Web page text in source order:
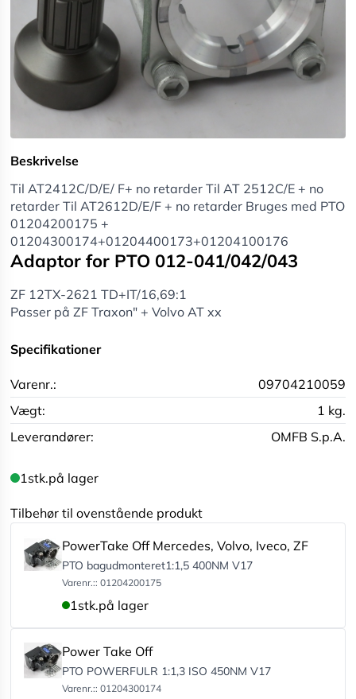
Beskrivelse
Til AT2412C/D/E/ F+ no retarder Til AT 2512C/E + no
retarder Til AT2612D/E/F + no retarder Bruges med PTO
01204200175 +
01204300174+01204400173+01204100176
Adaptor for PTO 012-041/042/043
ZF 12TX-2621 TD+IT/16,69:1
Passer på ZF Traxon" + Volvo AT xx
Specifikationer
Varenr.:
09704210059
Vægt:
1 kg.
Leverandører:
OMFB S.p.A.
1stk.på lager
Tilbehør til ovenstående produkt
PowerTake Off Mercedes, Volvo, Iveco, ZF
PTO bagudmonteret1:1,5 400NM V17
Varenr.:: 01204200175
1stk.på lager
Power Take Off
PTO POWERFULR 1:1,3 ISO 450NM V17
Varenr.:: 01204300174